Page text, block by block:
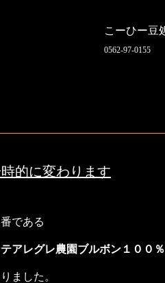
こーひー
0562-97-0155
的に変わります
番である
アレグレ農園ブルボン１００
ました。